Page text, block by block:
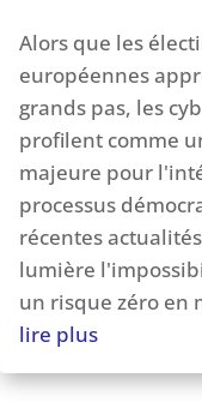
Alors que les
européennes
grands pas, les
profilent comme
majeure pour
processus
récentes
lumière
un risque zéro en
lire plus